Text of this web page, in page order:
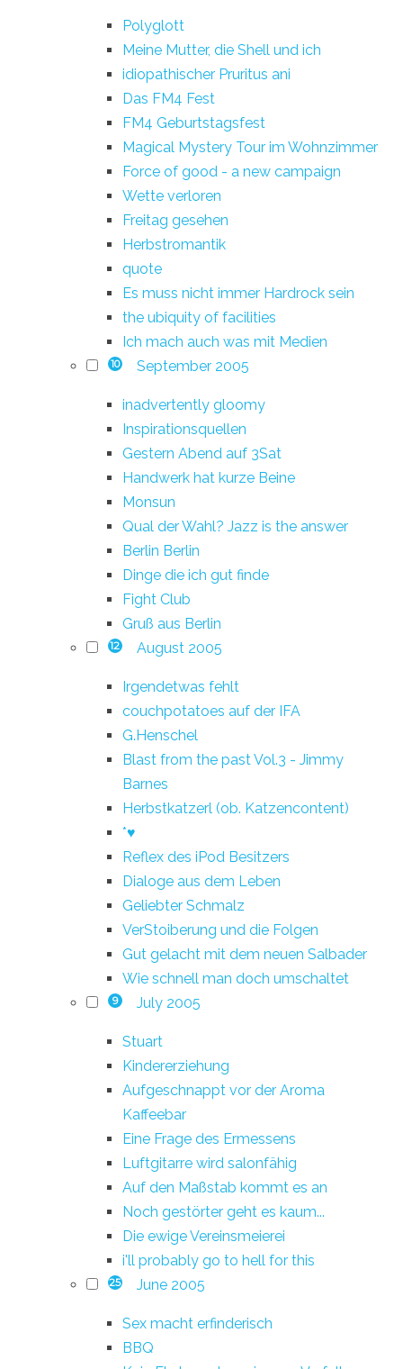
Polyglott
Meine Mutter, die Shell und ich
idiopathischer Pruritus ani
Das FM4 Fest
FM4 Geburtstagsfest
Magical Mystery Tour im Wohnzimmer
Force of good - a new campaign
Wette verloren
Freitag gesehen
Herbstromantik
quote
Es muss nicht immer Hardrock sein
the ubiquity of facilities
Ich mach auch was mit Medien
10 September 2005
inadvertently gloomy
Inspirationsquellen
Gestern Abend auf 3Sat
Handwerk hat kurze Beine
Monsun
Qual der Wahl? Jazz is the answer
Berlin Berlin
Dinge die ich gut finde
Fight Club
Gruß aus Berlin
12 August 2005
Irgendetwas fehlt
couchpotatoes auf der IFA
G.Henschel
Blast from the past Vol.3 - Jimmy
Barnes
Herbstkatzerl (ob. Katzencontent)
*♥
Reflex des iPod Besitzers
Dialoge aus dem Leben
Geliebter Schmalz
VerStoiberung und die Folgen
Gut gelacht mit dem neuen Salbader
Wie schnell man doch umschaltet
9 July 2005
Stuart
Kindererziehung
Aufgeschnappt vor der Aroma
Kaffeebar
Eine Frage des Ermessens
Luftgitarre wird salonfähig
Auf den Maßstab kommt es an
Noch gestörter geht es kaum...
Die ewige Vereinsmeierei
i'll probably go to hell for this
25 June 2005
Sex macht erfinderisch
BBQ